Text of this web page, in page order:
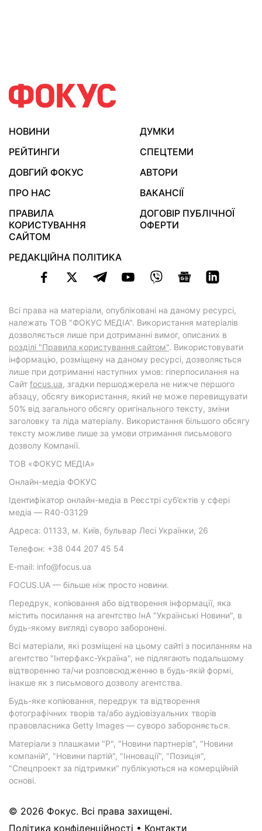
НОВИНИ
ДУМКИ
РЕЙТИНГИ
СПЕЦТЕМИ
ДОВГИЙ ФОКУС
АВТОРИ
ПРО НАС
ВАКАНСІЇ
ПРАВИЛА
КОРИСТУВАННЯ
САЙТОМ
ДОГОВІР ПУБЛІЧНОЇ
ОФЕРТИ
РЕДАКЦІЙНА ПОЛІТИКА
Всі права на матеріали, опубліковані на даному ресурсі,
належать ТОВ "ФОКУС МЕДІА". Використання матеріалів
дозволяється лише при дотриманні вимог, описаних в
розділі "Правила користування сайтом". Використовувати
інформацію, розміщену на даному ресурсі, дозволяється
лише при дотриманні наступних умов: гіперпосилання на
Cайт focus.ua, згадки першоджерела не нижче першого
абзацу, обсягу використання, який не може перевищувати
50% від загального обсягу оригінального тексту, зміни
заголовку та ліда матеріалу. Використання більшого обсягу
тексту можливе лише за умови отримання письмового
дозволу Компанії.
ТОВ «ФОКУС МЕДІА»
Онлайн-медіа ФОКУС
Ідентифікатор онлайн-медіа в Реєстрі суб’єктів у сфері
медіа — R40-03129
Адреса: 01133, м. Київ, бульвар Лесі Українки, 26
Телефон: +38 044 207 45 54
E-mail: info@focus.ua
FOCUS.UA — більше ніж просто новини.
Передрук, копіювання або відтворення інформації, яка
містить посилання на агентство ІнА "Українські Новини", в
будь-якому вигляді суворо заборонені.
Всі матеріали, які розміщені на цьому сайті з посиланням на
агентство "Інтерфакс-Україна", не підлягають подальшому
відтворенню та/чи розповсюдженню в будь-якій формі,
інакше як з письмового дозволу агентства.
Будь-яке копіювання, передрук та відтворення
фотографічних творів та/або аудіовізуальних творів
правовласника Getty Images — суворо забороняється.
Матеріали з плашками "Р", "Новини партнерів", "Новини
компаній", "Новини партій", "Інновації", "Позиція",
"Спецпроект за підтримки" публікуються на комерційній
основі.
© 2026 Фокус. Всі права захищені.
Політика конфіденційності • Контакти